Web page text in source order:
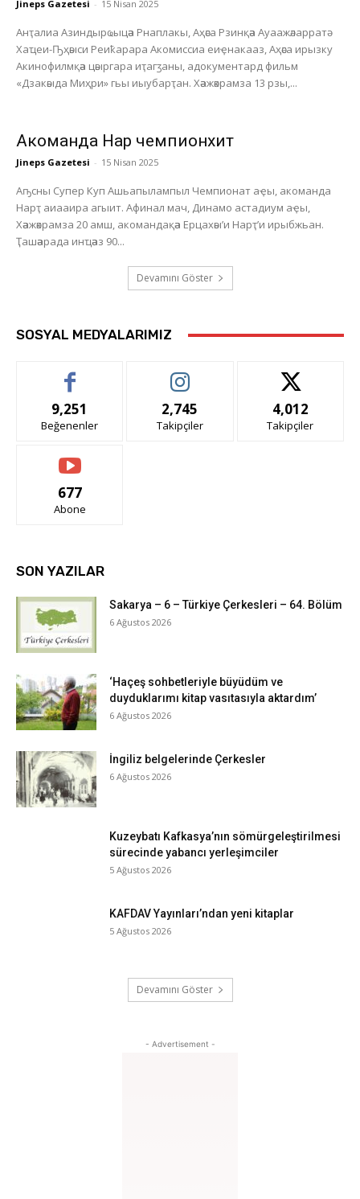
Jineps Gazetesi - 15 Nisan 2025
Анҭалиа Азиндырҩыцәа Рнаплакы, Аҳәса Рзинқәа Ауаажәларратә
Хаҵеи-Ҧҳәыси Реиҟарара Акомиссиа еиҿнакааз, Аҳәса ирызку
Акинофилмқәа цәыргара иҭагӡаны, адокументард фильм
«Дзакәыда Миҳри» гьы иыубарҭан. Хәажәкрамза 13 рзы,...
Акоманда Нарҭ чемпионхит
Jineps Gazetesi - 15 Nisan 2025
Аҧсны Супер Куп Ашьапылампыл Чемпионат аҿы, акоманда
Нарҭ аиааира агыит. Афинал мач, Динамо астадиум аҿы,
Хәажәкрамза 20 амш, акомандақәа Ерцахәы’и Нарҭ’и ирыбжьан.
Ҭашәарада инҵәаз 90...
Devamını Göster
SOSYAL MEDYALARIMIZ
9,251
Beğenenler
2,745
Takipçiler
4,012
Takipçiler
677
Abone
SON YAZILAR
Sakarya – 6 – Türkiye Çerkesleri – 64. Bölüm
6 Ağustos 2026
‘Haçeş sohbetleriyle büyüdüm ve
duyduklarımı kitap vasıtasıyla aktardım’
6 Ağustos 2026
İngiliz belgelerinde Çerkesler
6 Ağustos 2026
Kuzeybatı Kafkasya’nın sömürgeleştirilmesi
sürecinde yabancı yerleşimciler
5 Ağustos 2026
KAFDAV Yayınları’ndan yeni kitaplar
5 Ağustos 2026
Devamını Göster
- Advertisement -